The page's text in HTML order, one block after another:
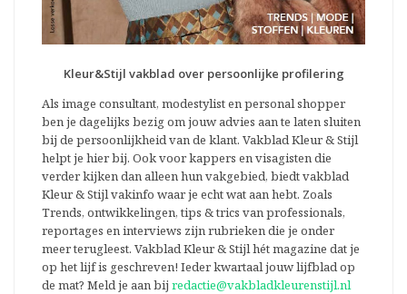
Kleur&Stijl vakblad over persoonlijke profilering
Als image consultant, modestylist en personal shopper
ben je dagelijks bezig om jouw advies aan te laten sluiten
bij de persoonlijkheid van de klant. Vakblad Kleur & Stijl
helpt je hier bij. Ook voor kappers en visagisten die
verder kijken dan alleen hun vakgebied, biedt vakblad
Kleur & Stijl vakinfo waar je echt wat aan hebt. Zoals
Trends, ontwikkelingen, tips & trics van professionals,
reportages en interviews zijn rubrieken die je onder
meer terugleest. Vakblad Kleur & Stijl hét magazine dat je
op het lijf is geschreven! Ieder kwartaal jouw lijfblad op
de mat? Meld je aan bij redactie@vakbladkleurenstijl.nl